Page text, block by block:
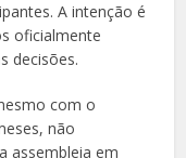
A intenção é
oficialmente
decisões.
com o
não
assembleia em